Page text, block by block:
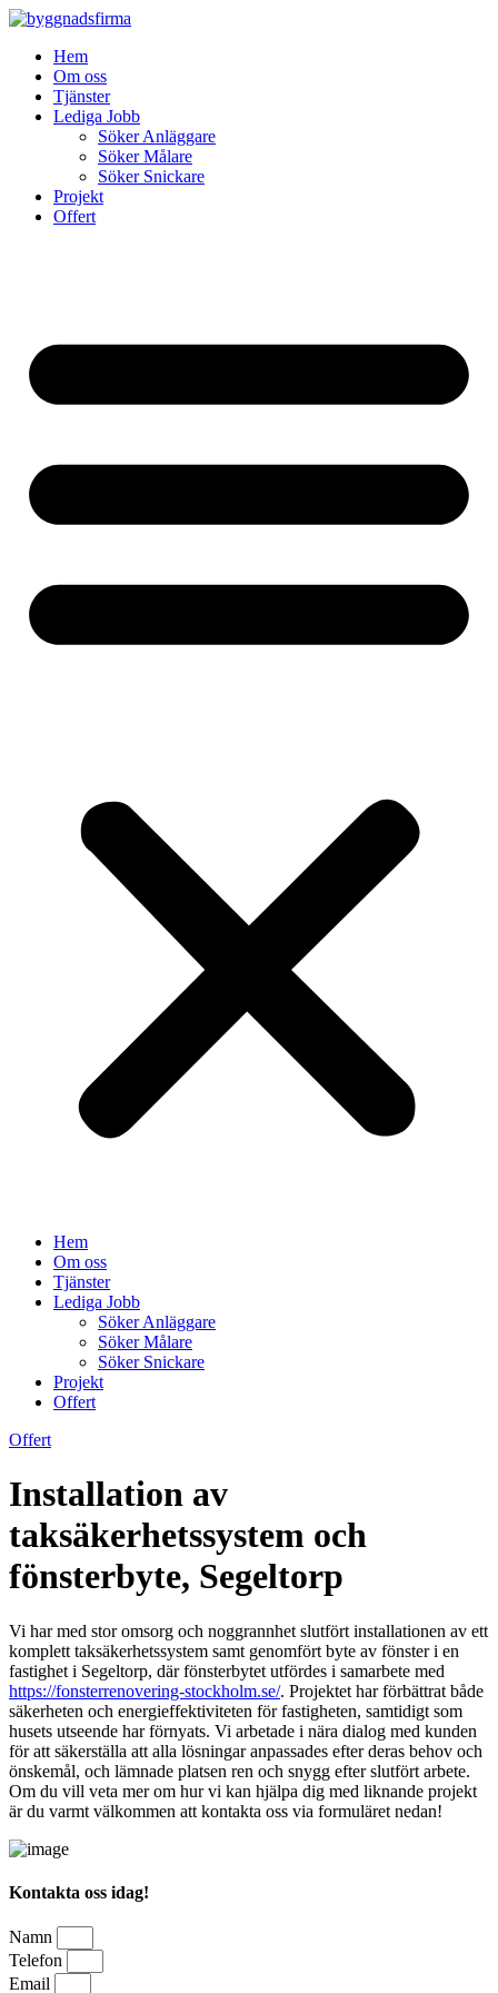
Skip
contentHem
Om oss
Tjänster
Lediga Jobb
Söker Anläggare
Söker Målare
Söker Snickare
Projekt
Offert
Hem
Om oss
Tjänster
Lediga Jobb
Söker Anläggare
Söker Målare
Söker Snickare
Projekt
Offert
Offert
Installation av
taksäkerhetssystem och
fönsterbyte, Segeltorp
Vi har med stor omsorg och noggrannhet slutfört installationen av ett
komplett taksäkerhetssystem samt genomfört byte av fönster i en
fastighet i Segeltorp, där fönsterbytet utfördes i samarbete med
https://fonsterrenovering-stockholm.se/. Projektet har förbättrat både
säkerheten och energieffektiviteten för fastigheten, samtidigt som
husets utseende har förnyats. Vi arbetade i nära dialog med kunden
för att säkerställa att alla lösningar anpassades efter deras behov och
önskemål, och lämnade platsen ren och snygg efter slutfört arbete.
Om du vill veta mer om hur vi kan hjälpa dig med liknande projekt
är du varmt välkommen att kontakta oss via formuläret nedan!
Kontakta oss idag!
Namn
Telefon
Email